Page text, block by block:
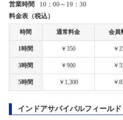
2020/02/03
ホビーショップタムタム札幌店開店の
2019/12/03
上里店カーペットドリフトサーキット
行します。
2019/11/21
2025/04/01(火)～2025/07/13(日)
カテゴリ：プラモデル
お客様感謝祭2025冬プレゼント当選
2025/03/08(土)
カテゴリ：キャンペーン
2025/02/03(月)～2025/06/01(日)
営業時間
10：00～19：30
料金表（税込）
時間 通常料金 会員
1時間 ￥350 ￥
3時間 ￥900 ￥
5時間 ￥1,300 ￥
インドアサバイバルフィールド